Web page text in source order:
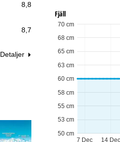
8,8
8,7
Detaljer
Fjäll
7 Dec 14 Dec
50 cm
53 cm
55 cm
58 cm
60 cm
63 cm
65 cm
68 cm
70 cm